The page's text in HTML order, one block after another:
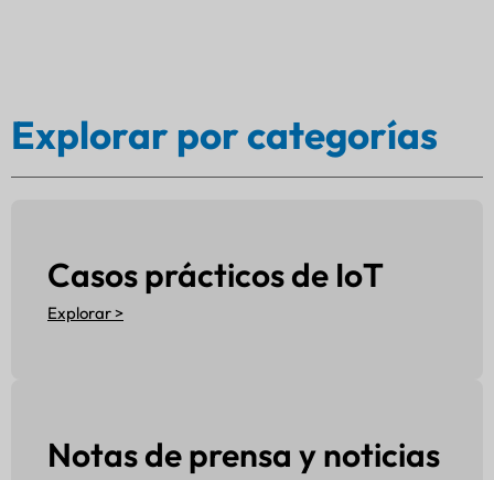
Explorar por categorías
Casos prácticos de IoT
Explorar >
Notas de prensa y noticias